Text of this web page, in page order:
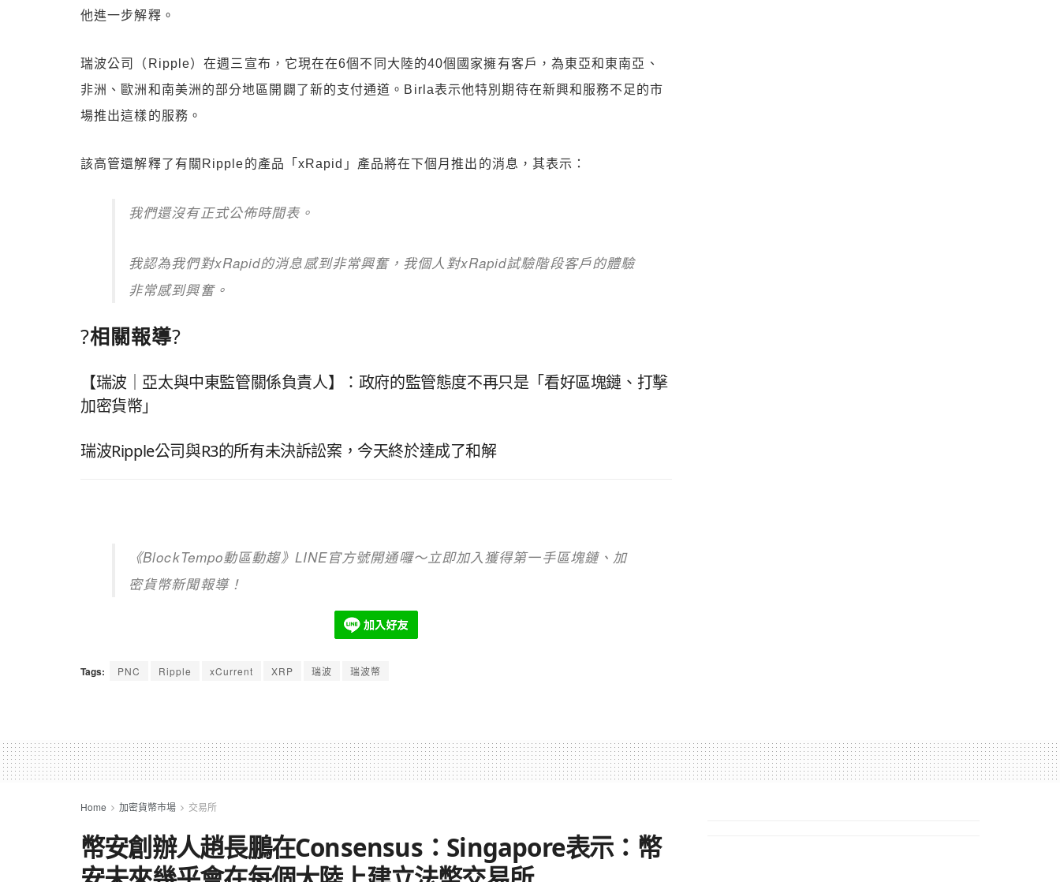
他進一步解釋。
瑞波公司（Ripple）在週三宣布，它現在在6個不同大陸的40個國家擁有客戶，為東亞和東南亞、
非洲、歐洲和南美洲的部分地區開闢了新的支付通道。Birla表示他特別期待在新興和服務不足的市
場推出這樣的服務。
該高管還解釋了有關Ripple的產品「xRapid」產品將在下個月推出的消息，其表示：
我們還沒有正式公佈時間表。
我認為我們對xRapid的消息感到非常興奮，我個人對xRapid試驗階段客戶的體驗
非常感到興奮。
?相關報導?
【瑞波｜亞太與中東監管關係負責人】：政府的監管態度不再只是「看好區塊鏈、打擊
加密貨幣」
瑞波Ripple公司與R3的所有未決訴訟案，今天終於達成了和解
《BlockTempo動區動趨》LINE官方號開通囉～立即加入獲得第一手區塊鏈、加
密貨幣新聞報導！
Tags: PNC Ripple xCurrent XRP 瑞波 瑞波幣
Home 加密貨幣市場 交易所
幣安創辦人趙長鵬在Consensus：Singapore表示：幣